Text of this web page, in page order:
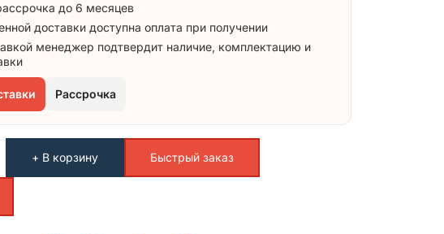
до 6 месяцев
доставки доступна оплата при получении
менеджер подтвердит наличие, комплектацию и
Рассрочка
+ В корзину Быстрый заказ